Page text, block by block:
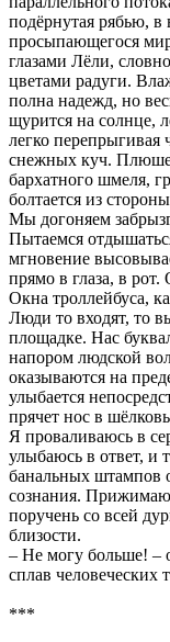
подёрнутая рябью, в
просыпающегося
глазами Лёли,
цветами радуги.
полна надежд, но
щурится на солнце,
легко перепрыгивая
снежных куч.
бархатного шмеля,
болтается из
Мы догоняем
Пытаемся
мгновение
прямо в глаза, в рот.
Окна троллейбуса,
Люди то входят, то
площадке. Нас
напором людской
оказываются на
улыбается
прячет нос в
Я проваливаюсь в
улыбаюсь в ответ, и
банальных штампов
сознания.
поручень со всей
близости.
– Не могу больше! –
сплав человеческих
***